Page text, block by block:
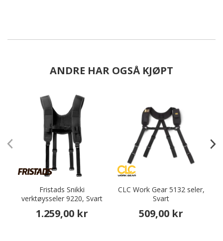
ANDRE HAR OGSÅ KJØPT
Fristads Snikki
verktøysseler 9220, Svart
1.259,00 kr
CLC Work Gear 5132 seler,
Svart
509,00 kr